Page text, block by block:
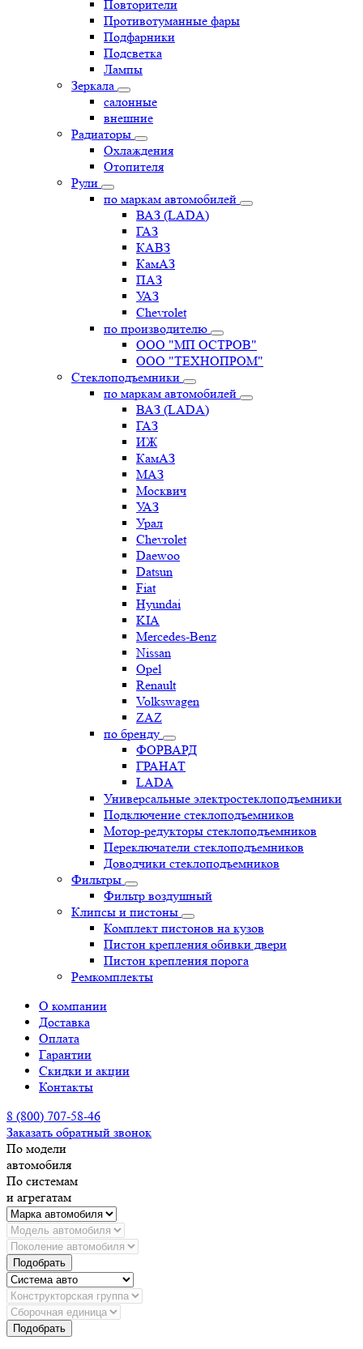
Повторители
Противотуманные фары
Подфарники
Подсветка
Лампы
Зеркала
салонные
внешние
Радиаторы
Охлаждения
Отопителя
Рули
по маркам автомобилей
ВАЗ (LADA)
ГАЗ
КАВЗ
КамАЗ
ПАЗ
УАЗ
Chevrolet
по производителю
ООО "МП ОСТРОВ"
ООО "ТЕХНОПРОМ"
Стеклоподъемники
по маркам автомобилей
ВАЗ (LADA)
ГАЗ
ИЖ
КамАЗ
МАЗ
Москвич
УАЗ
Урал
Chevrolet
Daewoo
Datsun
Fiat
Hyundai
KIA
Mercedes-Benz
Nissan
Opel
Renault
Volkswagen
ZAZ
по бренду
ФОРВАРД
ГРАНАТ
LADA
Универсальные электростеклоподъемники
Подключение стеклоподъемников
Мотор-редукторы стеклоподъемников
Переключатели стеклоподъемников
Доводчики стеклоподъемников
Фильтры
Фильтр воздушный
Клипсы и пистоны
Комплект пистонов на кузов
Пистон крепления обивки двери
Пистон крепления порога
Ремкомплекты
О компании
Доставка
Оплата
Гарантии
Скидки и акции
Контакты
8 (800) 707-58-46
Заказать обратный звонок
По модели
автомобиля
По системам
и агрегатам
Подобрать
Подобрать